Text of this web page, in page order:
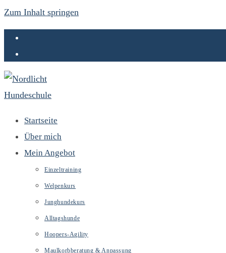
Zum Inhalt springen
Startseite
Über mich
Mein Angebot
Einzeltraining
Welpenkurs
Junghundekurs
Alltagshunde
Hoopers-Agility
Maulkorbberatung & Anpassung